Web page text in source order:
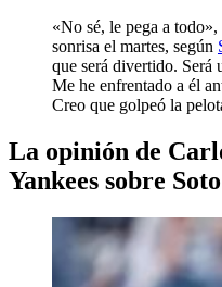
«No sé, le pega a
sonrisa el martes, según
que será divertido. Será
Me he enfrentado a él
Creo que golpeó la
La opinión de
Yankees sobre Soto